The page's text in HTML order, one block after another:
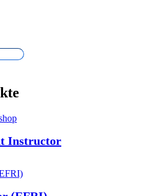
Instructor